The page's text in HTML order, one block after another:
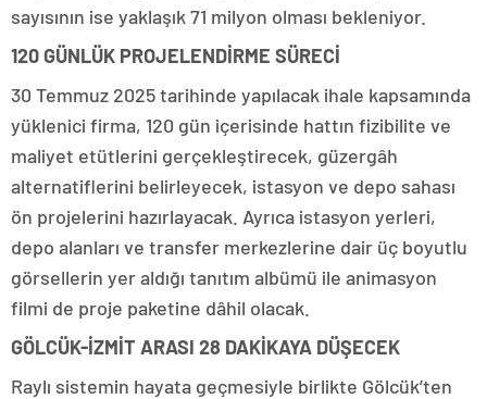
sayısının ise yaklaşık 71 milyon olması bekleniyor.
120 GÜNLÜK PROJELENDİRME SÜRECİ
30 Temmuz 2025 tarihinde yapılacak ihale kapsamında
yüklenici firma, 120 gün içerisinde hattın fizibilite ve
maliyet etütlerini gerçekleştirecek, güzergâh
alternatiflerini belirleyecek, istasyon ve depo sahası
ön projelerini hazırlayacak. Ayrıca istasyon yerleri,
depo alanları ve transfer merkezlerine dair üç boyutlu
görsellerin yer aldığı tanıtım albümü ile animasyon
filmi de proje paketine dâhil olacak.
GÖLCÜK-İZMİT ARASI 28 DAKİKAYA DÜŞECEK
Raylı sistemin hayata geçmesiyle birlikte Gölcük’ten